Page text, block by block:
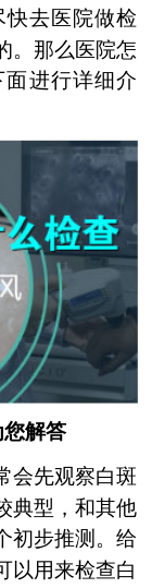
去医院做检
。那么医院怎
进行详细介
解答
先观察白斑
典型，和其他
初步推测。给
以用来检查白